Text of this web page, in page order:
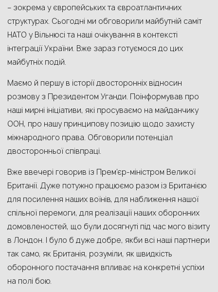
– зокрема у європейських та євроатлантичних
структурах. Сьогодні ми обговорили майбутній саміт
НАТО у Вільнюсі та наші очікування в контексті
інтеграції України. Вже зараз готуємося до цих
майбутніх подій.
Маємо й першу в історії двосторонніх відносин
розмову з Президентом Уганди. Поінформував про
наші мирні ініціативи, які просуваємо на майданчику
ООН, про нашу принципову позицію щодо захисту
міжнародного права. Обговорили потенціал
двосторонньої співпраці.
Вже ввечері говорив із Прем’єр-міністром Великої
Британії. Дуже потужно працюємо разом із Британією
для посилення наших воїнів, для наближення нашої
спільної перемоги, для реалізації наших оборонних
домовленостей, що були досягнуті під час мого візиту
в Лондон. І було б дуже добре, якби всі наші партнери
так само, як Британія, розуміли, як швидкість
оборонного постачання впливає на конкретні успіхи
на полі бою.